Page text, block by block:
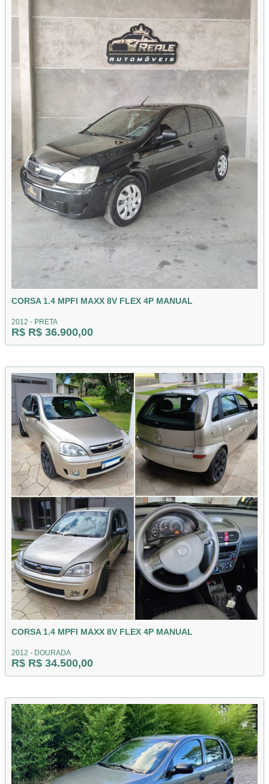
CORSA 1.4 MPFI MAXX 8V FLEX 4P MANUAL
2012 - PRETA
R$ R$ 36.900,00
CORSA 1.4 MPFI MAXX 8V FLEX 4P MANUAL
2012 - DOURADA
R$ R$ 34.500,00